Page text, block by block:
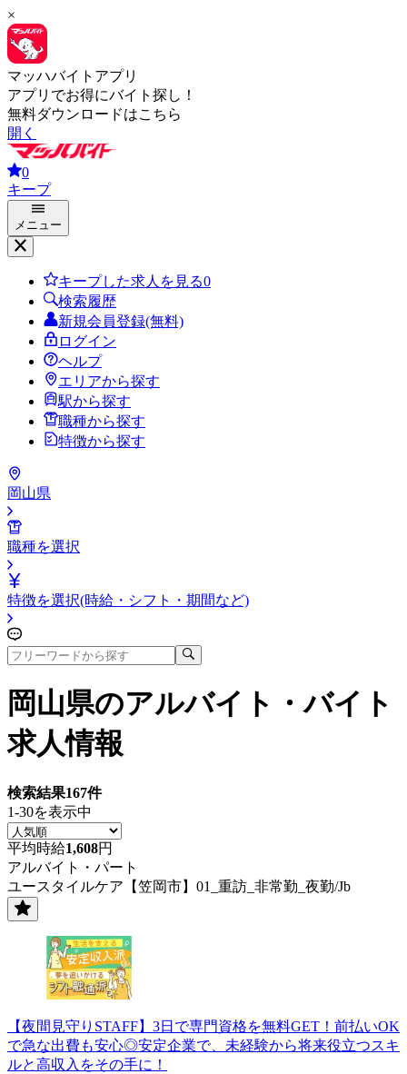
×
マッハバイトアプリ
アプリでお得にバイト探し！
無料ダウンロードはこちら
開く
0
キープ
メニュー
キープした求人を見る0
検索履歴
新規会員登録(無料)
ログイン
ヘルプ
エリアから探す
駅から探す
職種から探す
特徴から探す
岡山県
職種を選択
特徴を選択(時給・シフト・期間など)
岡山県のアルバイト・バイト
求人情報
検索結果167件
1-30を表示中
平均時給1,608円
アルバイト・パート
ユースタイルケア【笠岡市】01_重訪_非常勤_夜勤/Jb
【夜間見守りSTAFF】3日で専門資格を無料GET！前払いOK
で急な出費も安心◎安定企業で、未経験から将来役立つスキ
ルと高収入をその手に！